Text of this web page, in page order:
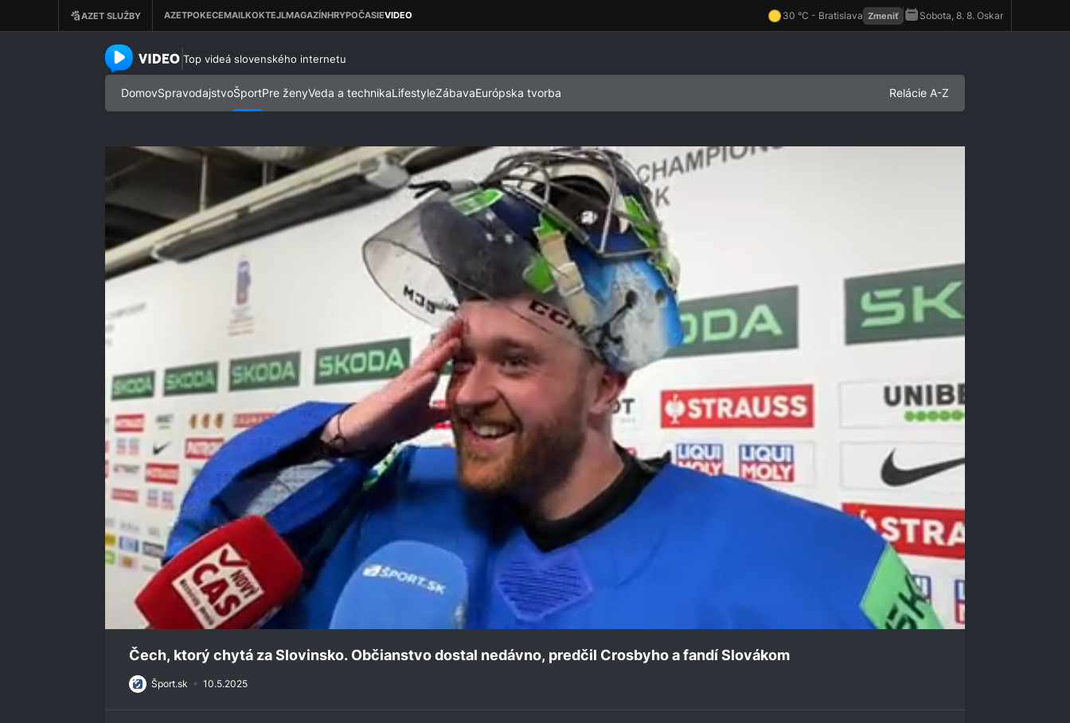
azet.video.sk
Top videá slovenského internetu
DomovSpravodajstvoŠportPre ženyVeda a technikaLifestyleZábavaEurópska tvorba Relácie A-Z
seconds
minute,
Čech, ktorý chytá za Slovinsko. Občianstvo dostal nedávno, predčil Crosbyho a fandí Slovákom
Šport.sk • 10.5.2025